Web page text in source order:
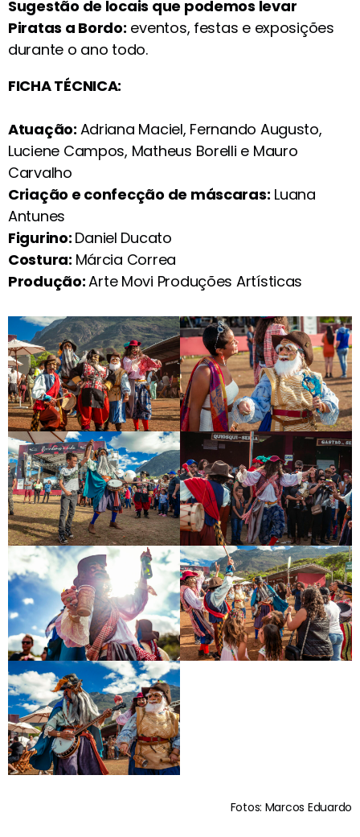
Sugestão de locais que podemos levar
Piratas a Bordo: eventos, festas e exposições
durante o ano todo.
FICHA TÉCNICA:
Atuação: Adriana Maciel, Fernando Augusto,
Luciene Campos, Matheus Borelli e Mauro
Carvalho
Criação e confecção de máscaras: Luana
Antunes
Figurino: Daniel Ducato
Costura: Márcia Correa
Produção:Arte Movi Produções Artísticas
Fotos: Marcos Eduardo